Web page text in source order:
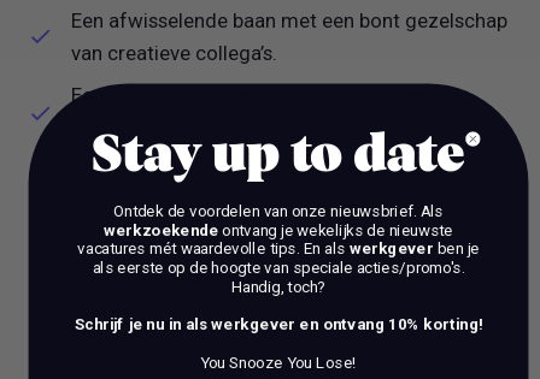
Een afwisselende baan met een bont gezelschap
van creatieve collega’s.
Een inspirerende werkomgeving met een
horizontale organisatiestructuur.
Ruimte voor persoonlijke en professionele
ontwikkeling;
Salaris en secundaire arbeidsvoorwaarden zijn
goed geregeld en in overeenstemming met de
Stay up to date
Ontdek de voordelen van onze nieuwsbrief. Als
werkzoekendeontvang je wekelijks de nieuwste
vacatures mét waardevolle tips. En als werkgever ben je
als eerste op de hoogte van speciale acties/promo's.
Handig, toch?
Schrijf je nu in als werkgever en ontvang 10% korting!
You Snooze You Lose!